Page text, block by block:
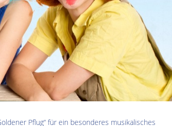
Pflug“ für ein besonderes musikalisches
Land
vom 15.06.2026
Thüringen.TV
Sendung vom 19.06.2026